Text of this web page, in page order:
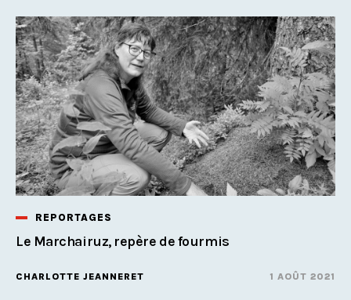
REPORTAGES
Le Marchairuz, repère de fourmis
CHARLOTTE JEANNERET 1 AOÛT 2021